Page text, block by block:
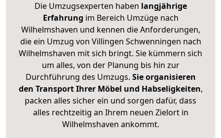
Die Umzugsexperten haben langjährige
Erfahrung im Bereich Umzüge nach
Wilhelmshaven und kennen die Anforderungen,
die ein Umzug von Villingen Schwenningen nach
Wilhelmshaven mit sich bringt. Sie kümmern sich
um alles, von der Planung bis hin zur
Durchführung des Umzugs. Sie organisieren
den Transport Ihrer Möbel und Habseligkeiten,
packen alles sicher ein und sorgen dafür, dass
alles rechtzeitig an Ihrem neuen Zielort in
Wilhelmshaven ankommt.